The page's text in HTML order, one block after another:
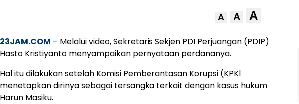
A A A
23JAM.COM – Melalui video, Sekretaris Sekjen PDI Perjuangan (PDIP)
Hasto Kristiyanto menyampaikan pernyataan perdananya.
Hal itu dilakukan setelah Komisi Pemberantasan Korupsi (KPKl
menetapkan dirinya sebagai tersangka terkait dengan kasus hukum
Harun Masiku.